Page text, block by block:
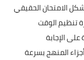
الامتحان الحقيقي
تنظيم الوقت
الإجابة
المنهج بسرعة